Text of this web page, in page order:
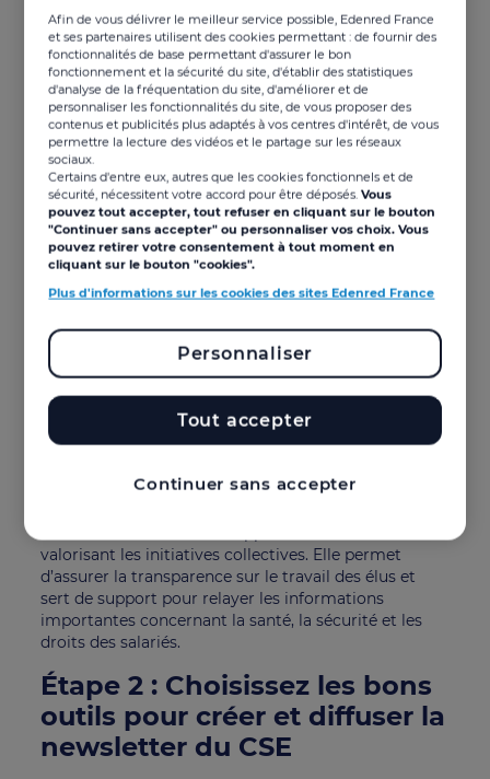
newsletter CSE
La newsletter du CSE est un pont entre le CSE et les
salariés de l’entreprise. Véritable outil stratégique,
elle permet au Comité de gagner en efficacité et
participe au bien-être des salariés dans l’entreprise.
Ses objectifs :
Informer régulièrement les bénéficiaires sur les
actions et décisions du CSE ;
Promouvoir les avantages octroyés par le
Comité et leurs conditions d’accès ;
(ASC) à venir ;
Prenez le temps de hiérarchiser les objectifs en
fonction des besoins de l’entreprise et des
bénéficiaires du Comité.
Un double jeu
La newsletter permet également de maintenir le lien
valorisant les initiatives collectives. Elle permet
d’assurer la transparence sur le travail des élus et
sert de support pour relayer les informations
importantes concernant la santé, la sécurité et les
droits des salariés.
Étape 2 : Choisissez les bons
outils pour créer et diffuser la
newsletter du CSE
Afin de vous délivrer le meilleur service possible, Edenred France
et ses partenaires utilisent des cookies permettant : de fournir des
fonctionnalités de base permettant d'assurer le bon
fonctionnement et la sécurité du site, d'établir des statistiques
d'analyse de la fréquentation du site, d'améliorer et de
personnaliser les fonctionnalités du site, de vous proposer des
contenus et publicités plus adaptés à vos centres d'intérêt, de vous
permettre la lecture des vidéos et le partage sur les réseaux
sociaux.
Certains d'entre eux, autres que les cookies fonctionnels et de
sécurité, nécessitent votre accord pour être déposés.Vous
pouvez tout accepter, tout refuser en cliquant sur le bouton
"Continuer sans accepter" ou personnaliser vos choix. Vous
pouvez retirer votre consentement à tout moment en
cliquant sur le bouton "cookies".
Plus d'informations sur les cookies des sites Edenred France
Continuer sans accepter
Tout accepter
Personnaliser